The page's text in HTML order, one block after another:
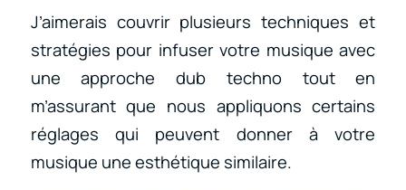
J’aimerais couvrir plusieurs techniques et
stratégies pour infuser votre musique avec
une approche dub techno tout en
m’assurant que nous appliquons certains
réglages qui peuvent donner à votre
musique une esthétique similaire.